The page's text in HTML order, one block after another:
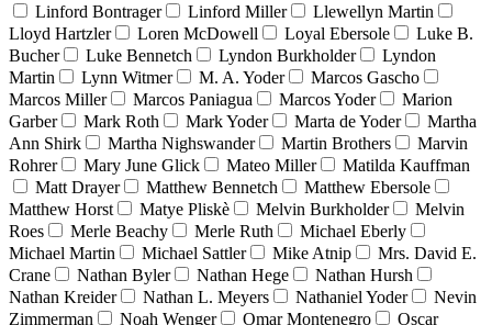
Linford Bontrager
Linford Miller
Llewellyn Martin
Lloyd Hartzler
Loren McDowell Loyal Ebersole
Luke B.
Bucher
Luke Bennetch Lyndon Burkholder
Lyndon
Martin
Lynn Witmer M. A. Yoder
Marcos Gascho
Marcos Miller
Marcos Paniagua Marcos Yoder
Marion
Garber
Mark Roth Mark Yoder Marta de Yoder
Martha
Ann Shirk
Martha Nighswander Martin Brothers
Marvin
Rohrer
Mary June Glick Mateo Miller
Matilda Kauffman
Matt Drayer
Matthew Bennetch
Matthew Ebersole
Matthew Horst
Matye Pliskè Melvin Burkholder
Melvin
Roes
Merle Beachy Merle Ruth
Michael Eberly
Michael Martin
Michael Sattler Mike Atnip
Mrs. David E.
Crane
Nathan Byler Nathan Hege
Nathan Hursh
Nathan Kreider
Nathan L. Meyers Nathaniel Yoder
Nevin
Zimmerman
Noah Wenger Omar Montenegro Oscar